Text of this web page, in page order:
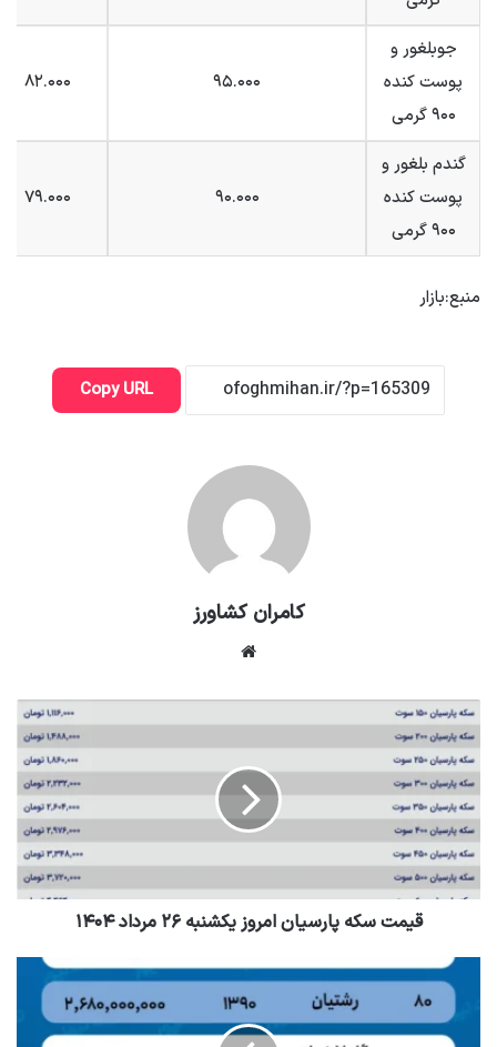
جوبلغور و
پوست کنده
۹۰۰ گرمی
۹۵.۰۰۰ ۸۲.۰۰۰
گندم بلغور و
پوست کنده
۹۰۰ گرمی
۹۰.۰۰۰ ۷۹.۰۰۰
منبع:بازار
Copy URL
کامران کشاورز
قیمت سکه پارسیان امروز یکشنبه ۲۶ مرداد ۱۴۰۴